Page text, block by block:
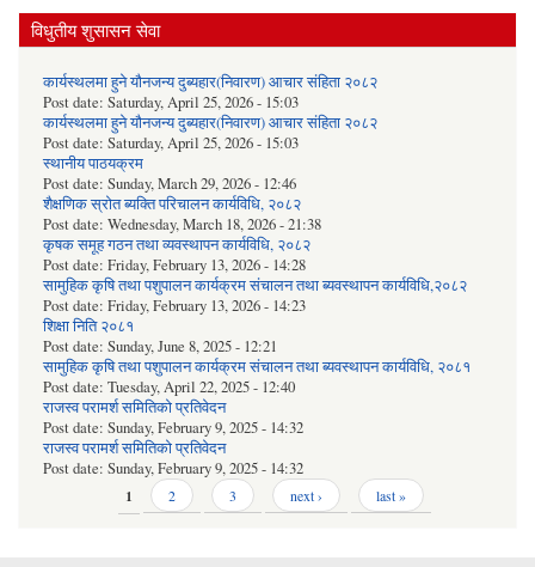
विधुतीय शुसासन सेवा
कार्यस्थलमा हुने यौनजन्य दुब्यहार(निवारण) आचार संहिता २०८२
Post date: Saturday, April 25, 2026 - 15:03
कार्यस्थलमा हुने यौनजन्य दुब्यहार(निवारण) आचार संहिता २०८२
Post date: Saturday, April 25, 2026 - 15:03
स्थानीय पाठयक्रम
Post date: Sunday, March 29, 2026 - 12:46
शैक्षणिक स्रोत ब्यक्ति परिचालन कार्यविधि, २०८२
Post date: Wednesday, March 18, 2026 - 21:38
कृषक समूह गठन तथा व्यवस्थापन कार्यविधि, २०८२
Post date: Friday, February 13, 2026 - 14:28
सामुहिक कृषि तथा पशुपालन कार्यक्रम संचालन तथा ब्यवस्थापन कार्यविधि,२०८२
Post date: Friday, February 13, 2026 - 14:23
शिक्षा निति २०८१
Post date: Sunday, June 8, 2025 - 12:21
सामुहिक कृषि तथा पशुपालन कार्यक्रम संचालन तथा ब्यवस्थापन कार्यविधि, २०८१
Post date: Tuesday, April 22, 2025 - 12:40
राजस्व परामर्श समितिको प्रतिवेदन
Post date: Sunday, February 9, 2025 - 14:32
राजस्व परामर्श समितिको प्रतिवेदन
Post date: Sunday, February 9, 2025 - 14:32
1 2 3 next › last »